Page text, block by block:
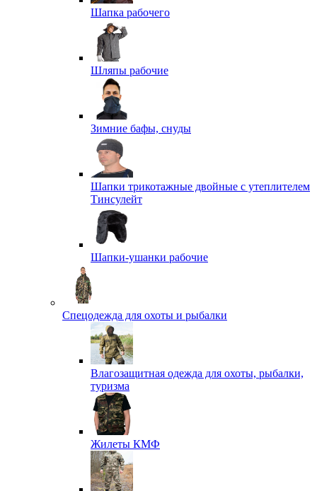
Шапка рабочего
Шляпы рабочие
Зимние бафы, снуды
Шапки трикотажные двойные с утеплителем
Тинсулейт
Шапки-ушанки рабочие
Спецодежда для охоты и рыбалки
Влагозащитная одежда для охоты, рыбалки,
туризма
Жилеты КМФ